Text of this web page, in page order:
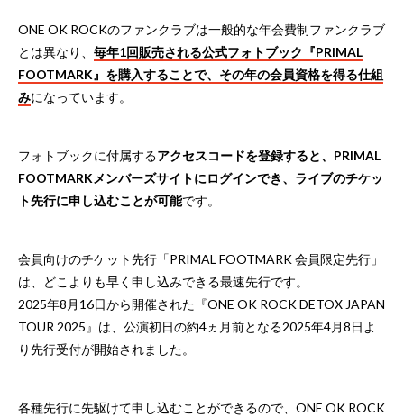
ONE OK ROCKのファンクラブは一般的な年会費制ファンクラブ
とは異なり、 毎年1回販売される公式フォトブック『PRIMAL
FOOTMARK』を購入することで、その年の会員資格を得る仕組
みになっています。
フォトブックに付属するアクセスコードを登録すると、PRIMAL
FOOTMARKメンバーズサイトにログインでき、ライブのチケッ
ト先行に申し込むことが可能です。
会員向けのチケット先行「PRIMAL FOOTMARK 会員限定先行」
は、どこよりも早く申し込みできる最速先行です。
2025年8月16日から開催された『ONE OK ROCK DETOX JAPAN
TOUR 2025』は、公演初日の約4ヵ月前となる2025年4月8日よ
り先行受付が開始されました。
各種先行に先駆けて申し込むことができるので、ONE OK ROCK